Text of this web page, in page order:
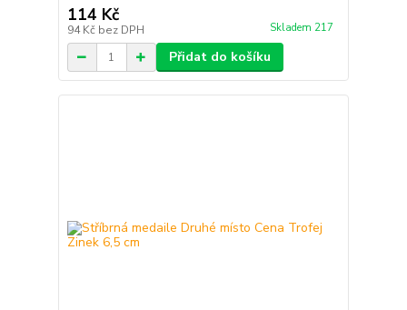
114 Kč
94 Kč bez DPH Skladem 217
Přidat do košíku